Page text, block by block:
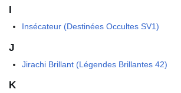
I
Insécateur (Destinées Occultes SV1)
J
Jirachi Brillant (Légendes Brillantes 42)
K